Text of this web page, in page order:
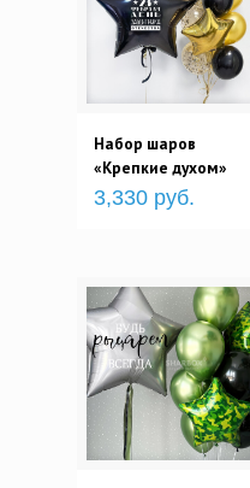
Набор шаров
«Крепкие духом»
3,330 руб.